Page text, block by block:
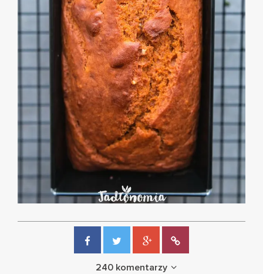
240 komentarzy